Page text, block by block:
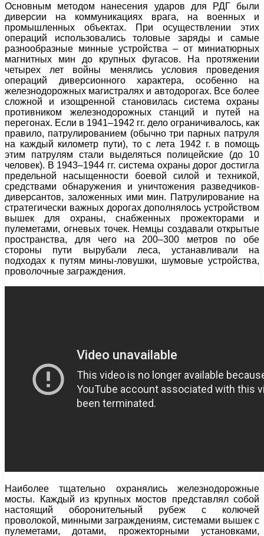
Основным методом нанесения ударов для РДГ были
диверсии на коммуникациях врага, на военных и
промышленных объектах. При осуществлении этих
операций использовались толовые заряды и самые
разнообразные минные устройства – от миниатюрных
магнитных мин до крупных фугасов. На протяжении
четырех лет войны менялись условия проведения
операций диверсионного характера, особенно на
железнодорожных магистралях и автодорогах. Все более
сложной и изощренной становилась система охраны
противником железнодорожных станций и путей на
перегонах. Если в 1941–1942 гг. дело ограничивалось, как
правило, патрулированием (обычно три парных патруля
на каждый километр пути), то с лета 1942 г. в помощь
этим патрулям стали выделяться полицейские (до 10
человек). В 1943–1944 гг. система охраны дорог достигла
предельной насыщенности боевой силой и техникой,
средствами обнаружения и уничтожения разведчиков-
диверсантов, заложенных ими мин. Патрулирование на
стратегически важных дорогах дополнялось устройством
вышек для охраны, снабженных прожекторами и
пулеметами, огневых точек. Немцы создавали открытые
пространства, для чего на 200–300 метров по обе
стороны пути вырубали леса, устанавливали на
подходах к путям мины-ловушки, шумовые устройства,
проволочные заграждения.
Наиболее тщательно охранялись железнодорожные
мосты. Каждый из крупных мостов представлял собой
настоящий оборонительный рубеж с колючей
проволокой, минными заграждениям, системами вышек с
пулеметами, дотами, прожекторными установками,